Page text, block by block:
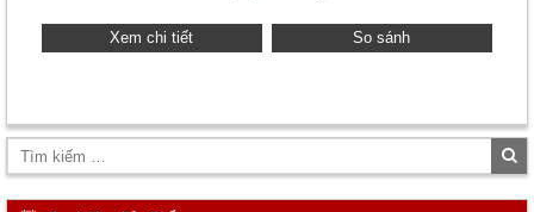
Xem chi tiết So sánh